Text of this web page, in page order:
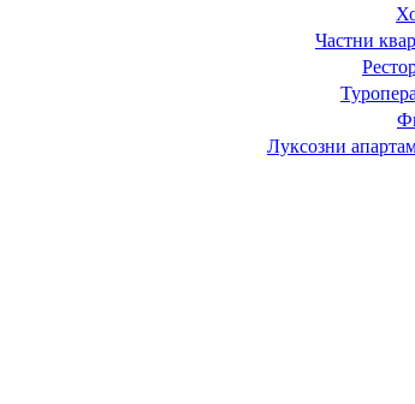
Частни
Луксозни